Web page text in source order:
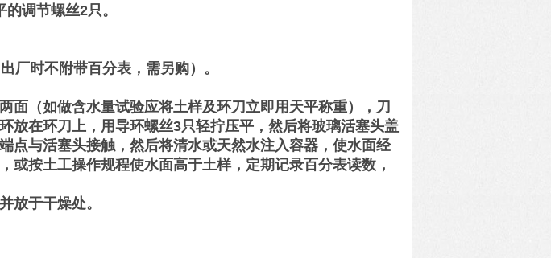
调节螺丝2只。
厂时不附带百分表，需另购）。
面（如做含水量试验应将土样及环刀立即用天平称重），刀
放在环刀上，用导环螺丝3只轻拧压平，然后将玻璃活塞头盖
点与活塞头接触，然后将清水或天然水注入容器，使水面经
或按土工操作规程使水面高于土样，定期记录百分表读数，
放于干燥处。